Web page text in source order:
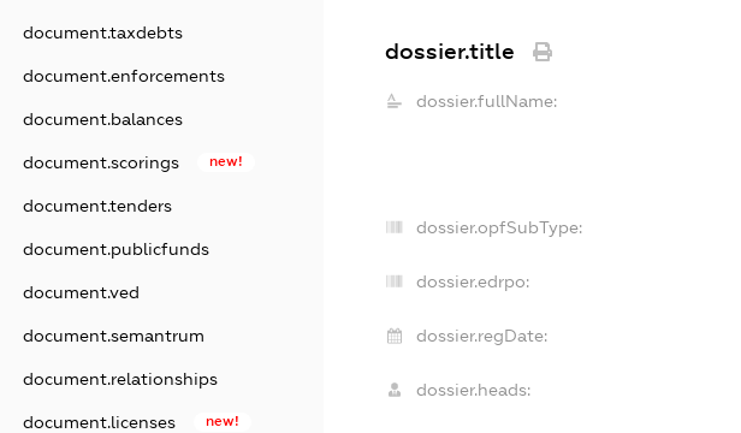
document.taxdebts
document.enforcements
document.balances
document.scorings new!
document.tenders
document.publicfunds
document.ved
document.semantrum
document.relationships
document.licenses new!
dossier.title
dossier.fullName:
dossier.opfSubType:
dossier.edrpo:
dossier.regDate:
dossier.heads: